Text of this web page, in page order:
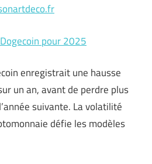
pour 2025
enregistrait une hausse
un an, avant de perdre plus
suivante. La volatilité
défie les modèles